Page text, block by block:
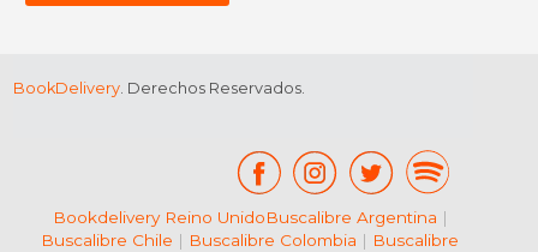
BookDelivery. Derechos Reservados.
Bookdelivery Reino UnidoBuscalibre Argentina |
Buscalibre Chile | Buscalibre Colombia | Buscalibre